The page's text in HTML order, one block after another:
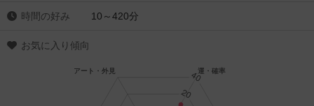
時間の好み 10～420分
お気に入り傾向